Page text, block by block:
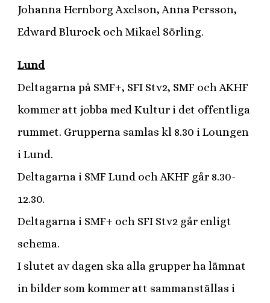
Johanna Hernborg Axelson, Anna Persson,
Edward Blurock och Mikael Sörling.
Lund
Deltagarna på SMF+, SFI Stv2, SMF och AKHF
kommer att jobba med Kultur i det offentliga
rummet. Grupperna samlas kl 8.30 i Loungen
i Lund.
Deltagarna i SMF Lund och AKHF går 8.30-
12.30.
Deltagarna i SMF+ och SFI Stv2 går enligt
schema.
I slutet av dagen ska alla grupper ha lämnat
in bilder som kommer att sammanställas i